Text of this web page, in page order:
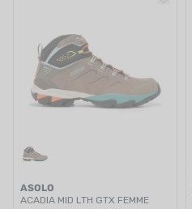
ASOLO
ACADIA MID LTH GTX FEMME